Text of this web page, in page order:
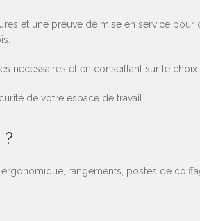
et une preuve de mise en service pour
nécessaires et en conseillant sur le
de votre espace de travail.
rangements, postes de